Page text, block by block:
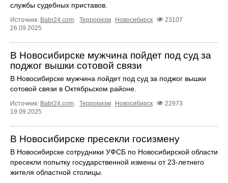
службы судебных приставов.
Источник: Babr24.com. Терроризм Новосибирск
23107
26.09.2025
В Новосибирске мужчина пойдет под суд за
поджог вышки сотовой связи
В Новосибирске мужчина пойдет под суд за поджог вышки
сотовой связи в Октябрьском районе.
Источник: Babr24.com. Терроризм Новосибирск
22973
19.09.2025
В Новосибирске пресекли госизмену
В Новосибирске сотрудники УФСБ по Новосибирской области
пресекли попытку государственной измены от 23-летнего
жителя областной столицы.